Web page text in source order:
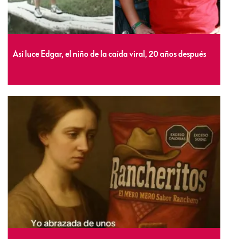
Así luce Edgar, el niño de la caída viral, 20 años después